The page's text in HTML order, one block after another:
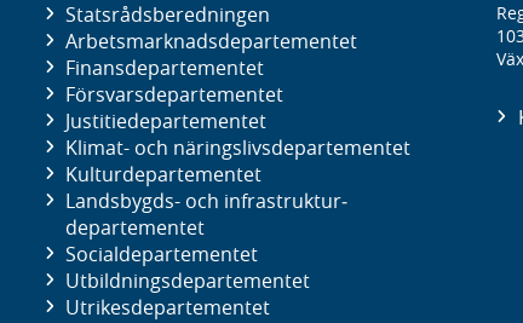
Statsrådsberedningen
Arbetsmarknads­departementet
Finans­departementet
Försvars­departementet
Justitie­departementet
Klimat- och näringslivs­departementet
Kultur­departementet
Landsbygds- och infrastruktur­
departementet
Social­departementet
Utbildnings­departementet
Utrikes­departementet